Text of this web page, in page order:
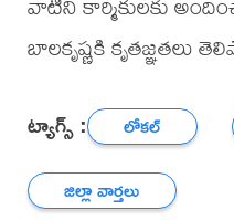
బాలకృష్ణకి కృతజ్ఞతలు
ట్యాగ్స్ : లోకల్
జిల్లా వార్తలు